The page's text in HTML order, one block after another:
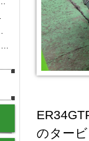
のター